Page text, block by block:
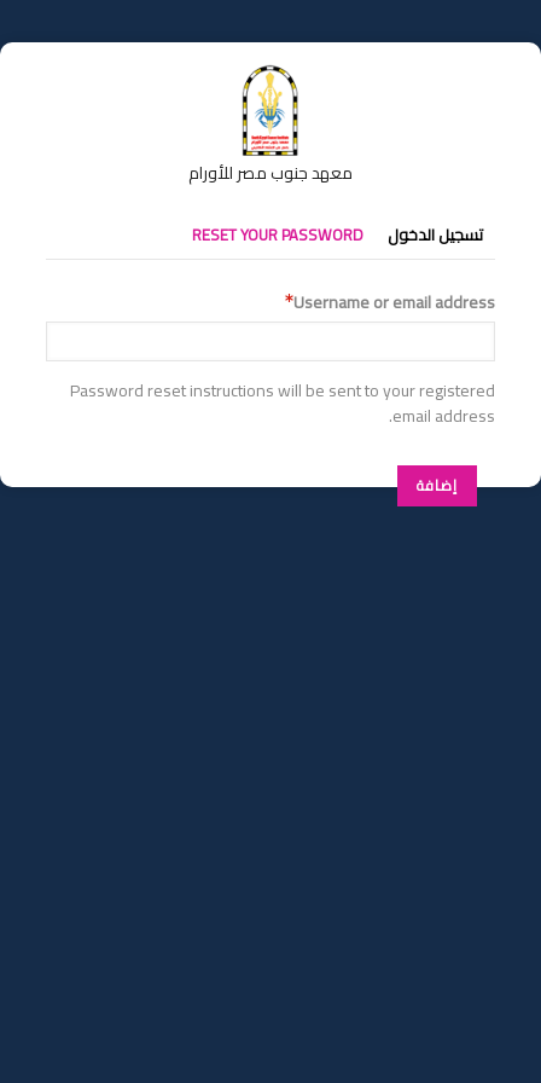
إلى
المحتوى
معهد جنوب مصر للأورام
التبويبات
الأساسية
تسجيل الدخول RESET YOUR PASSWORD
Username or email address
Password reset instructions will be sent to your registered
email address.